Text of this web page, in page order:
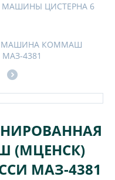
ЦИСТЕРНА 6
МАШИНА КОММАШ
4381
(МЦЕНСК)
МАЗ-4381